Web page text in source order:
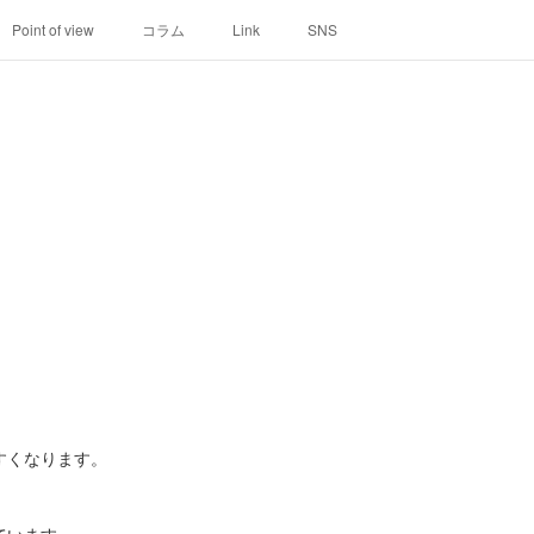
Point of view コラム Link SNS
なります。